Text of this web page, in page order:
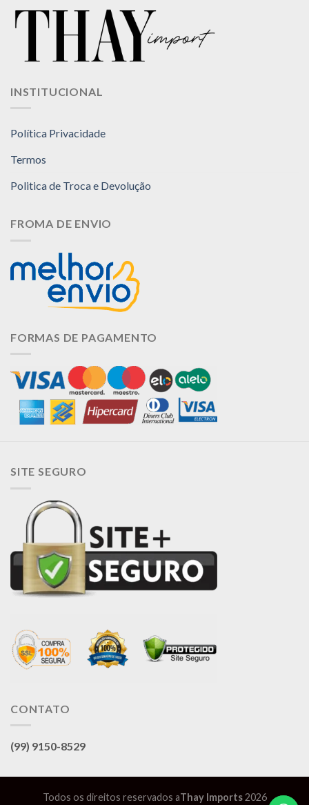
INSTITUCIONAL
Política Privacidade
Termos
Politica de Troca e Devolução
FROMA DE ENVIO
FORMAS DE PAGAMENTO
SITE SEGURO
CONTATO
(99) 9150-8529
Todos os direitos reservados aThay Imports2026